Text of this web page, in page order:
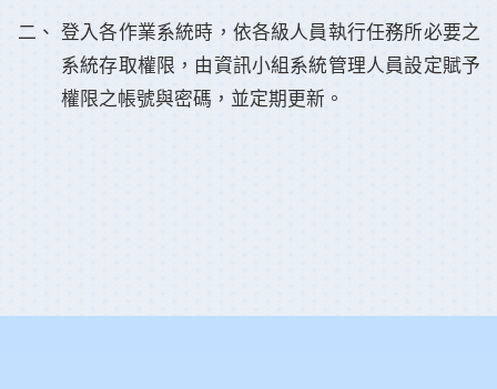
登入各作業系統時，依各級人員執行任務所必要之
系統存取權限，由資訊小組系統管理人員設定賦予
權限之帳號與密碼，並定期更新。